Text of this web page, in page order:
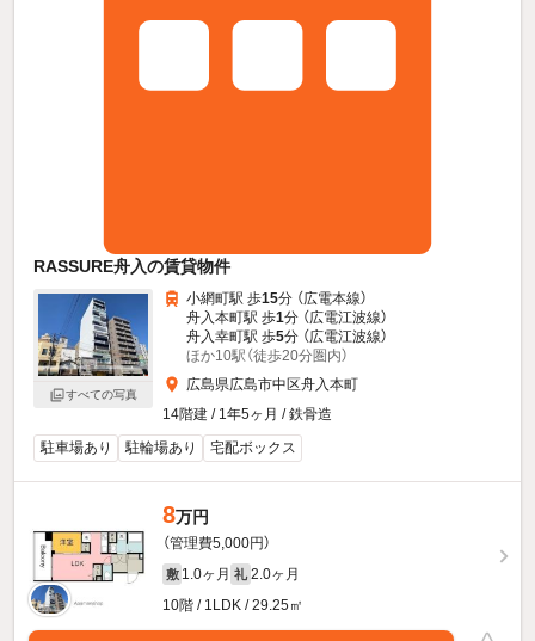
RASSURE舟入の賃貸物件
すべての写真
小網町駅 歩15分 （広電本線）
舟入本町駅 歩1分 （広電江波線）
舟入幸町駅 歩5分 （広電江波線）
ほか10駅（徒歩20分圏内）
広島県広島市中区舟入本町
14階建 / 1年5ヶ月 / 鉄骨造
駐車場あり
駐輪場あり 宅配ボックス
8万円
（管理費5,000円）
敷 1.0ヶ月 礼 2.0ヶ月
10階 / 1LDK / 29.25㎡